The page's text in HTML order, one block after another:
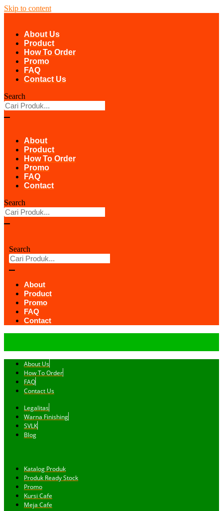
Skip to content
About Us
Product
How To Order
Promo
FAQ
Contact Us
Search
About
Product
How To Order
Promo
FAQ
Contact
Search
Search
About
Product
Promo
FAQ
Contact
About Us
How To Order
FAQ
Contact Us
Legalitas
Warna Finishing
SVLK
Blog
Katalog Produk
Produk Ready Stock
Promo
Kursi Cafe
Meja Cafe